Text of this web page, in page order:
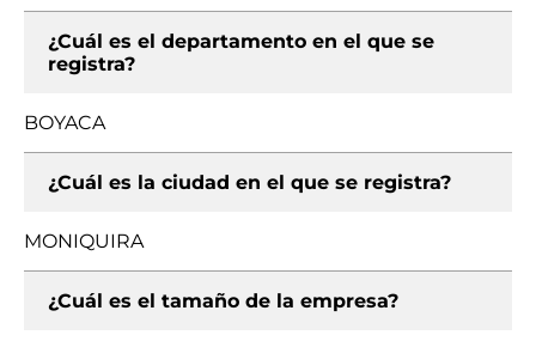
¿Cuál es el departamento en el que se
registra?
BOYACA
¿Cuál es la ciudad en el que se registra?
MONIQUIRA
¿Cuál es el tamaño de la empresa?